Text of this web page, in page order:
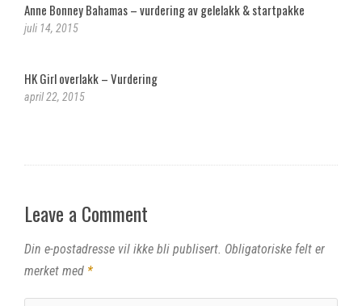
Anne Bonney Bahamas – vurdering av gelelakk & startpakke
juli 14, 2015
HK Girl overlakk – Vurdering
april 22, 2015
Leave a Comment
Din e-postadresse vil ikke bli publisert. Obligatoriske felt er
merket med *